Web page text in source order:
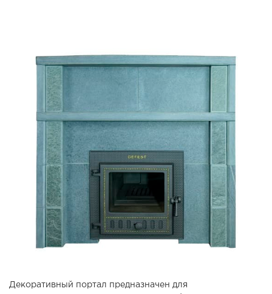
Декоративный портал предназначен для